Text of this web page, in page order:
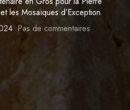
les Mosaïques d’Exception
Pas de commentaires